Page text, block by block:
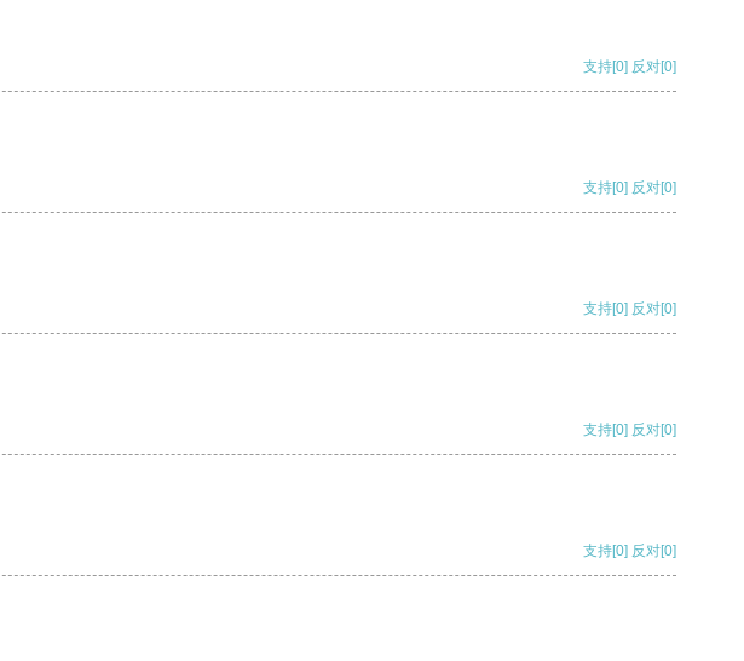
支持[0] 反对[0]
支持[0] 反对[0]
支持[0] 反对[0]
支持[0] 反对[0]
支持[0] 反对[0]